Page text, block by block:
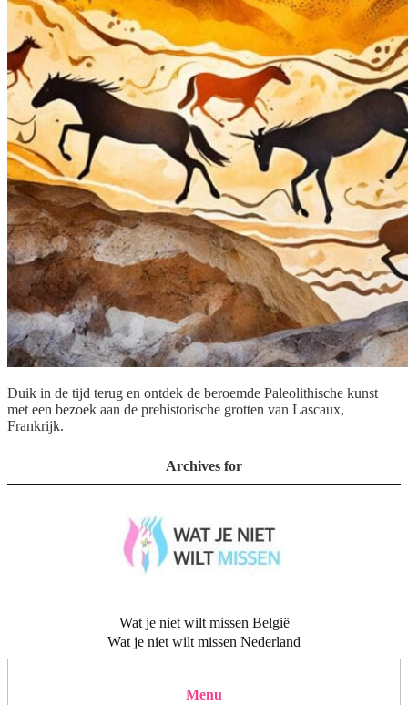
Duik in de tijd terug en ontdek de beroemde Paleolithische kunst
met een bezoek aan de prehistorische grotten van Lascaux,
Frankrijk.
Archives for
Wat je niet wilt missen België
Wat je niet wilt missen Nederland
Menu